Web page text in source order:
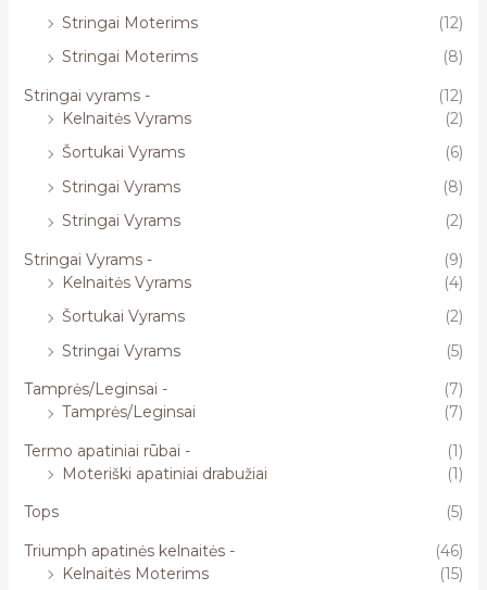
Stringai Moterims
(12)
Stringai Moterims
(8)
Stringai vyrams -
(12)
Kelnaitės Vyrams
(2)
Šortukai Vyrams
(6)
Stringai Vyrams
(8)
Stringai Vyrams
(2)
Stringai Vyrams -
(9)
Kelnaitės Vyrams
(4)
Šortukai Vyrams
(2)
Stringai Vyrams
(5)
Tamprės/Leginsai -
(7)
Tamprės/Leginsai
(7)
Termo apatiniai rūbai -
(1)
Moteriški apatiniai drabužiai
(1)
Tops
(5)
Triumph apatinės kelnaitės -
(46)
Kelnaitės Moterims
(15)